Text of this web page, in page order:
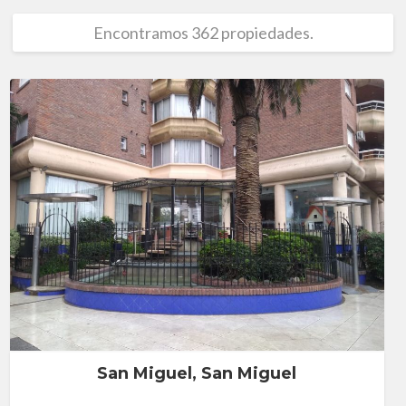
Encontramos 362 propiedades.
San Miguel, San Miguel